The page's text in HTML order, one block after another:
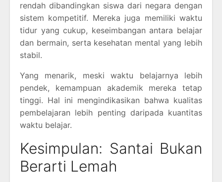
rendah dibandingkan siswa dari negara dengan
sistem kompetitif. Mereka juga memiliki waktu
tidur yang cukup, keseimbangan antara belajar
dan bermain, serta kesehatan mental yang lebih
stabil.
Yang menarik, meski waktu belajarnya lebih
pendek, kemampuan akademik mereka tetap
tinggi. Hal ini mengindikasikan bahwa kualitas
pembelajaran lebih penting daripada kuantitas
waktu belajar.
Kesimpulan: Santai Bukan
Berarti Lemah